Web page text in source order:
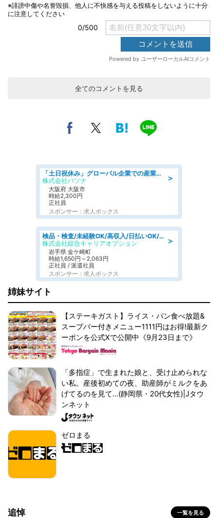
全てのコメントを見る
＞
「土日祝休み」グローバル企業での産業保健のお仕事/保健師/高時給/残業なし/服装自由/要資格:保健師
株式会社パソナ
大阪府 大阪市
時給2,300円
正社員
スポンサー：求人ボックス
＞
検品・検査/未経験OK/高収入/日払いOK/交替制/20・30・40代活躍中
株式会社綜合キャリアオプション
岩手県 金ケ崎町
時給1,650円～2,063円
正社員 / 派遣社員
スポンサー：求人ボックス
姉妹サイト
【ステーキガスト】ライス・パン食べ放題&
スープバー付きメニュー1111円はお得!最新ク
ーポンを公式Xで公開中《9月23日まで》
「多指症」で生まれた娘と、受け止められな
い私。産後初めての夜、助産師がミルクをあ
げてるのを見て...(静岡県・20代女性)|Jタウ
ンネット
ゼロまる
追悼 一覧を見る